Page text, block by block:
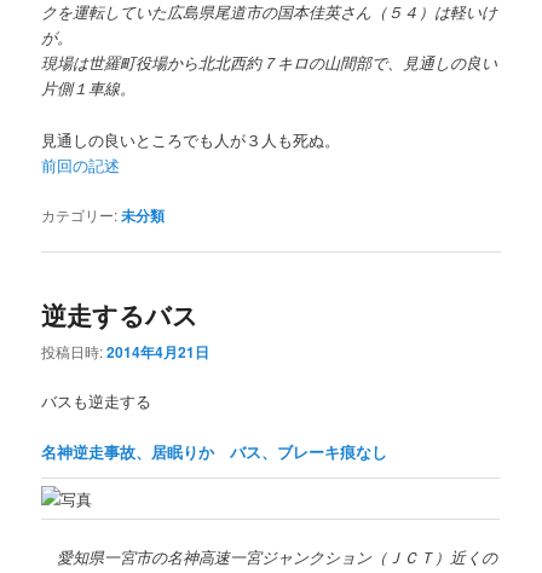
クを運転していた広島県尾道市の国本佳英さん（５４）は軽いけ
が。
現場は世羅町役場から北北西約７キロの山間部で、見通しの良い
片側１車線。
見通しの良いところでも人が３人も死ぬ。
前回の記述
カテゴリー:未分類
逆走するバス
投稿日時:2014年4月21日
バスも逆走する
名神逆走事故、居眠りか バス、ブレーキ痕なし
愛知県一宮市の名神高速一宮ジャンクション（ＪＣＴ）近くの